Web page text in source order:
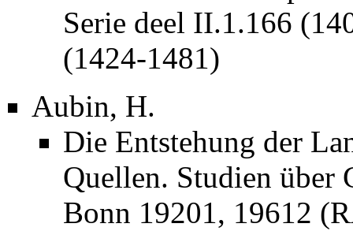
Serie deel II.1.166
(1424-1481)
Aubin, H.
Die Entstehung der
Quellen. Studien über
Bonn 19201, 19612